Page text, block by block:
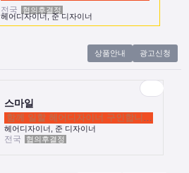
헤어디자이너, 준 디자이너
전국 협의후결정
상품안내 광고신청
스마일
함께 일할 헤어디자이너 구인합니다.
헤어디자이너, 준 디자이너
전국
협의후결정